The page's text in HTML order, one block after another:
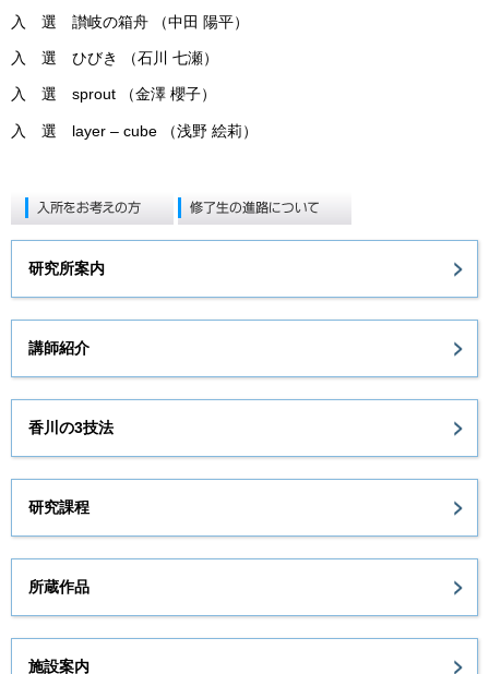
入 選 讃岐の箱舟 （中田 陽平）
入 選 ひびき （石川 七瀬）
入 選 sprout （金澤 櫻子）
入 選 layer – cube （浅野 絵莉）
研究所案内
講師紹介
香川の3技法
研究課程
所蔵作品
施設案内